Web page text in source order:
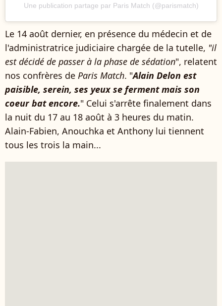
Une publication partage par Paris Match (@parismatch)
Le 14 août dernier, en présence du médecin et de
l'administratrice judiciaire chargée de la tutelle, "il
est décidé de passer à la phase de sédation", relatent
nos confrères de Paris Match. "Alain Delon est
paisible, serein, ses yeux se ferment mais son
coeur bat encore." Celui s'arrête finalement dans
la nuit du 17 au 18 août à 3 heures du matin.
Alain-Fabien, Anouchka et Anthony lui tiennent
tous les trois la main...